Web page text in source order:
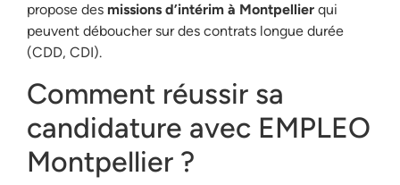
propose des missions d’intérim à Montpellier qui
peuvent déboucher sur des contrats longue durée
(CDD, CDI).
Comment réussir sa
candidature avec EMPLEO
Montpellier ?